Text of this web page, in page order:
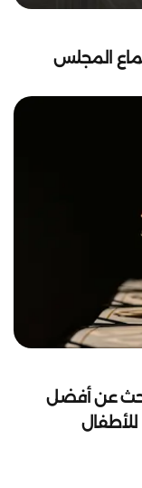
المجلس
عن أفضل
للأطفال